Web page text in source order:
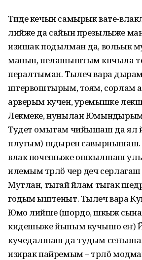
Тиде кечын самырык вате-
лийже да сайын презылыже
изишак подылман да, вольык
манын, пелашыштым кӱнчыла
пералтыман. Тылеч вара
ӱштервоштырым, тоям, сорлам
арверым кучен, уремышке
Лекмеке, нунылан
Тудет омытам чийышаш да ял
плугым) шӱдырен
влак почешыже ошкылшаш
илемым тӱрлӧ чер деч
Мутлан, тыгай йӱлам тыгак
годым ыштеныт. Тылеч вара
Юмо лийше (шордо, ӱшкыж
кидешыже йыпым кучышо еҥ)
кучедалшаш да тудым
изирак пайремым – тӱрлӧ